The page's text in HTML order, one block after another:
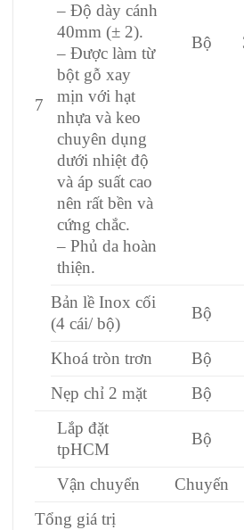
7
– Độ dày cánh
40mm (± 2).
– Được làm từ
bột gỗ xay
mịn với hạt
nhựa và keo
chuyên dụng
dưới nhiệt độ
và áp suất cao
nên rất bền và
cứng chắc.
– Phủ da hoàn
thiện.
Bộ
Bản lề Inox cối
(4 cái/ bộ)
Bộ
Khoá tròn trơn Bộ
Nẹp chỉ 2 mặt
Bộ
Lắp đặt
tpHCM
Bộ
Vận chuyển Chuyến
Tổng giá trị